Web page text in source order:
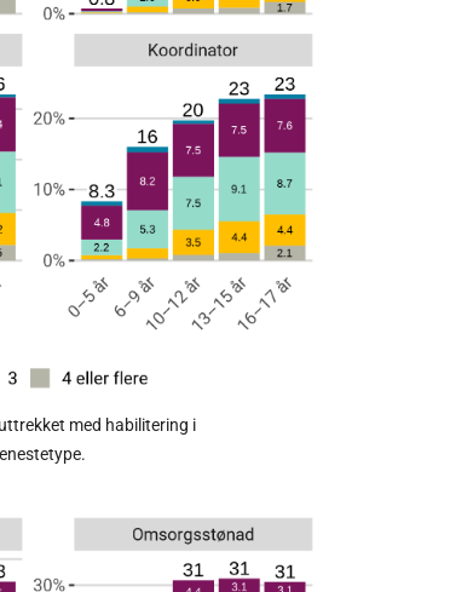
med habilitering i